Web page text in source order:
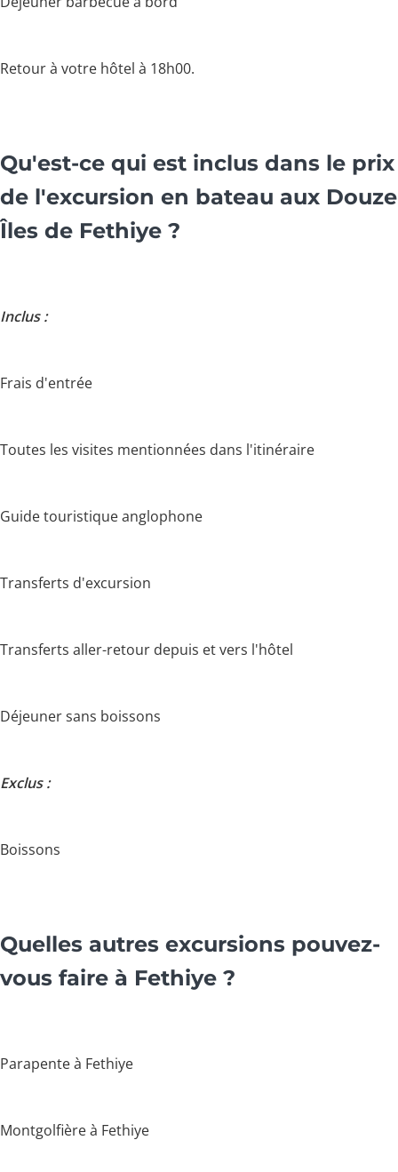
Retour à votre hôtel à 18h00.
Qu'est-ce qui est inclus dans le prix
de l'excursion en bateau aux Douze
Îles de Fethiye ?
Inclus :
Frais d'entrée
Toutes les visites mentionnées dans l'itinéraire
Guide touristique anglophone
Transferts d'excursion
Transferts aller-retour depuis et vers l'hôtel
Déjeuner sans boissons
Exclus :
Boissons
Quelles autres excursions pouvez-
vous faire à Fethiye ?
Parapente à Fethiye
Montgolfière à Fethiye